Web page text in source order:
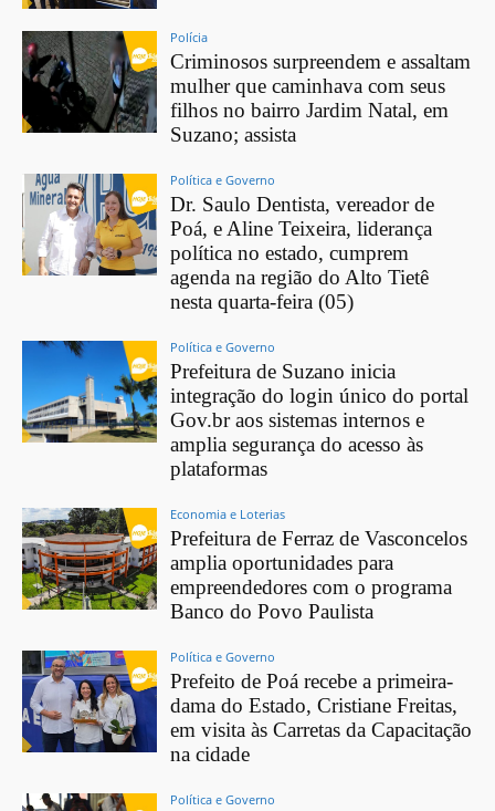
Polícia
Criminosos surpreendem e assaltam
mulher que caminhava com seus
filhos no bairro Jardim Natal, em
Suzano; assista
Política e Governo
Dr. Saulo Dentista, vereador de
Poá, e Aline Teixeira, liderança
política no estado, cumprem
agenda na região do Alto Tietê
nesta quarta-feira (05)
Política e Governo
Prefeitura de Suzano inicia
integração do login único do portal
Gov.br aos sistemas internos e
amplia segurança do acesso às
plataformas
Economia e Loterias
Prefeitura de Ferraz de Vasconcelos
amplia oportunidades para
empreendedores com o programa
Banco do Povo Paulista
Política e Governo
Prefeito de Poá recebe a primeira-
dama do Estado, Cristiane Freitas,
em visita às Carretas da Capacitação
na cidade
Política e Governo